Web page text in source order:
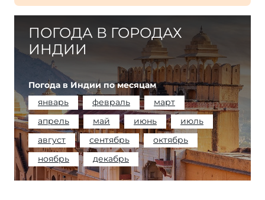
ПОГОДА В ГОРОДАХ
ИНДИИ
Погода в Индии по месяцам
январь
февраль
март
апрель
май июнь
июль
август
сентябрь
октябрь
ноябрь
декабрь